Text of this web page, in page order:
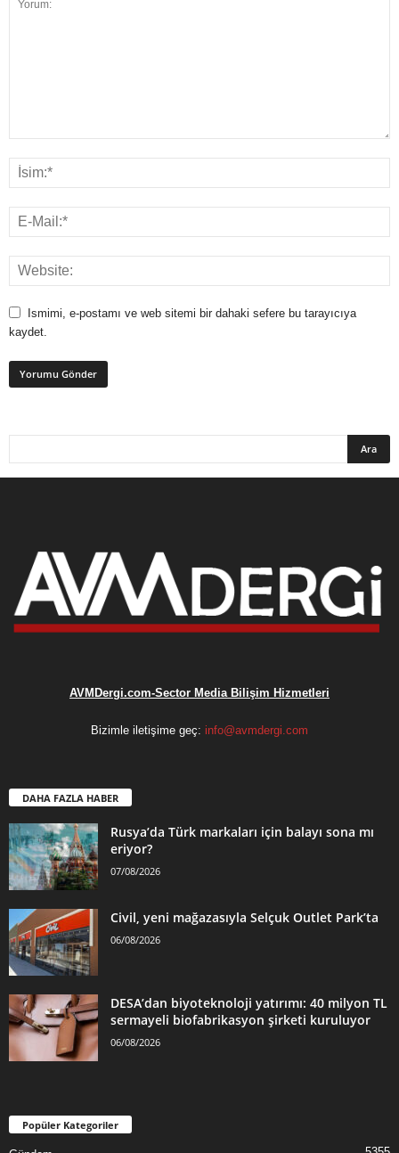
Ismimi, e-postamı ve web sitemi bir dahaki sefere bu tarayıcıya
kaydet.
AVMDergi.com-Sector Media Bilişim Hizmetleri
Bizimle iletişime geç: info@avmdergi.com
DAHA FAZLA HABER
Rusya’da Türk markaları için balayı sona mı
eriyor?
07/08/2026
Civil, yeni mağazasıyla Selçuk Outlet Park’ta
06/08/2026
DESA’dan biyoteknoloji yatırımı: 40 milyon TL
sermayeli biofabrikasyon şirketi kuruluyor
06/08/2026
Popüler Kategoriler